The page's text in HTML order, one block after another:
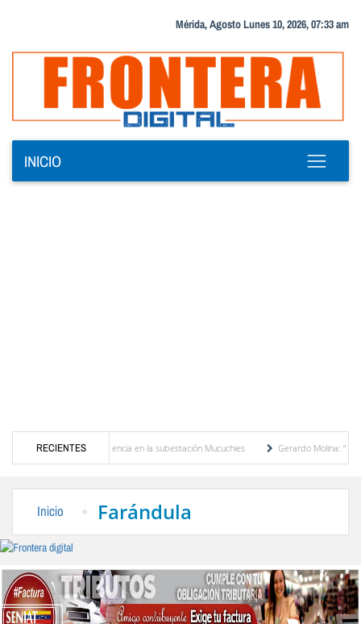
Mérida, Agosto Lunes 10, 2026, 07:33 am
INICIO
RECIENTES
de potencia en la subestación Mucuchies
Gerardo Molina: “El
Inicio Farándula